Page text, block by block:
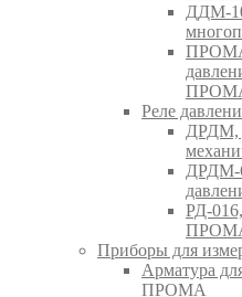
ДДМ-
Реле
ДРДМ,
ДРДМ-
РД-
Приборы для
Арматура
ПРОМА